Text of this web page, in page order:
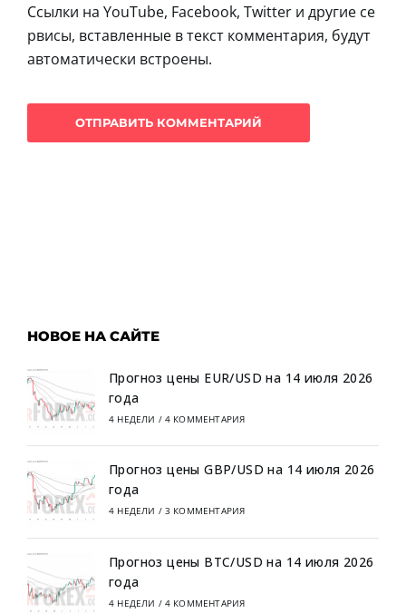
Ссылки на YouTube, Facebook, Twitter и другие се
рвисы, вставленные в текст комментария, будут
автоматически встроены.
НОВОЕ НА САЙТЕ
Прогноз цены EUR/USD на 14 июля 2026
года
4 НЕДЕЛИ / 4 КОММЕНТАРИЯ
Прогноз цены GBP/USD на 14 июля 2026
года
4 НЕДЕЛИ / 3 КОММЕНТАРИЯ
Прогноз цены BTC/USD на 14 июля 2026
года
4 НЕДЕЛИ / 4 КОММЕНТАРИЯ